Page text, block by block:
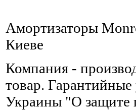
Амортизаторы
Киеве
Компания -
товар. Гарантийные
Украины "О защите